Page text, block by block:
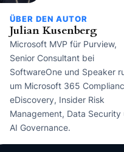
ÜBER DEN AUTOR
Julian Kusenberg
Microsoft MVP für Purview,
Senior Consultant bei
SoftwareOne und Speaker
um Microsoft 365
eDiscovery, Insider Risk
Management, Data Security
AI Governance.